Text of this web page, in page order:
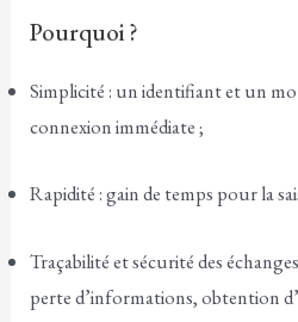
Pourquoi ?
Simplicité : un identifiant et un
connexion immédiate ;
Rapidité : gain de temps pour la
Traçabilité et sécurité des
perte d’informations, obtention